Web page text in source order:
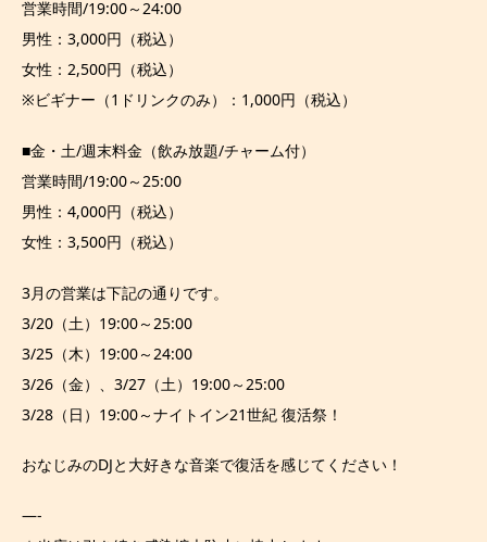
営業時間/19:00～24:00
男性：3,000円（税込）
女性：2,500円（税込）
※ビギナー（1ドリンクのみ）：1,000円（税込）
■金・土/週末料金（飲み放題/チャーム付）
営業時間/19:00～25:00
男性：4,000円（税込）
女性：3,500円（税込）
3月の営業は下記の通りです。
3/20（土）19:00～25:00
3/25（木）19:00～24:00
3/26（金）、3/27（土）19:00～25:00
3/28（日）19:00～ナイトイン21世紀 復活祭！
おなじみのDJと大好きな音楽で復活を感じてください！
—-